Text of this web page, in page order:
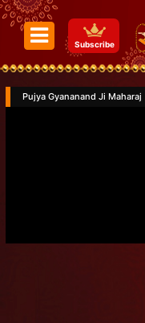
Subscribe
Pujya Gyananand Ji Maharaj